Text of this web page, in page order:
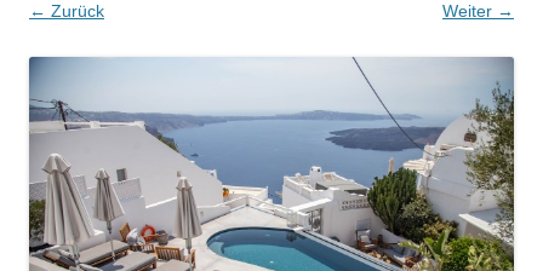
← Zurück Weiter →